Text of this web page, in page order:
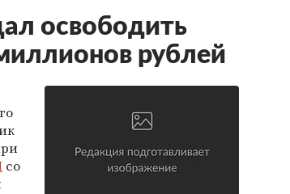
освободить
рублей
со